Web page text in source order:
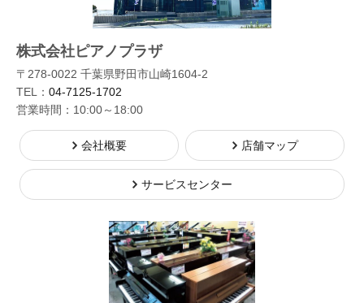
株式会社ピアノプラザ
〒278-0022 千葉県野田市山崎1604-2
TEL： 04-7125-1702
営業時間：10:00～18:00
会社概要 店舗マップ
サービスセンター